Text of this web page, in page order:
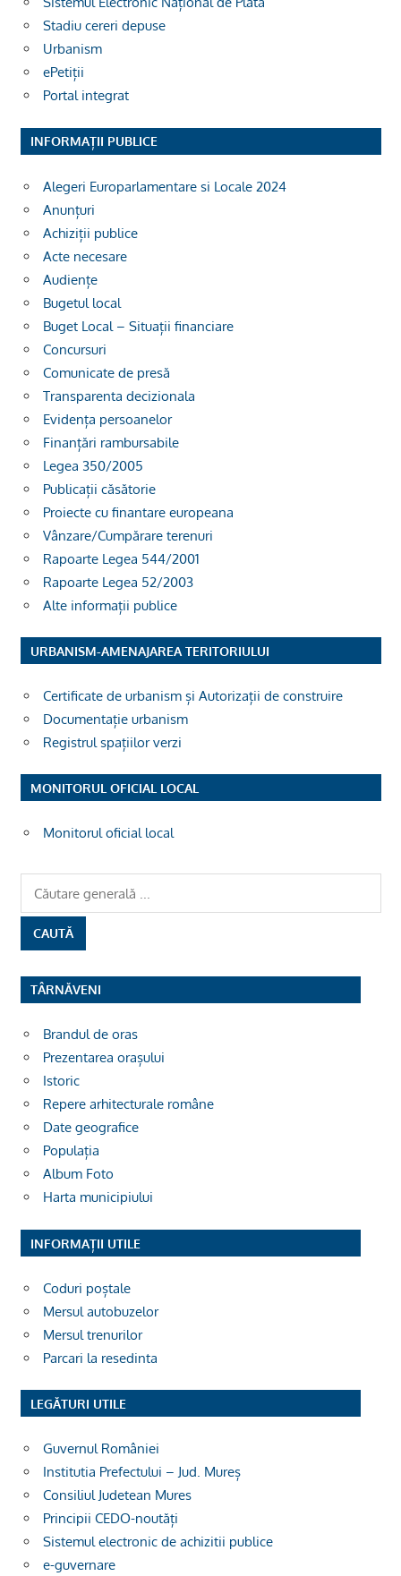
Stadiu cereri depuse
Urbanism
ePetiții
Portal integrat
INFORMAȚII PUBLICE
Alegeri Europarlamentare si Locale 2024
Anunțuri
Achiziții publice
Acte necesare
Audiențe
Bugetul local
Buget Local – Situații financiare
Concursuri
Comunicate de presă
Transparenta decizionala
Evidența persoanelor
Finanțări rambursabile
Legea 350/2005
Publicații căsătorie
Proiecte cu finantare europeana
Vânzare/Cumpărare terenuri
Rapoarte Legea 544/2001
Rapoarte Legea 52/2003
Alte informații publice
URBANISM-AMENAJAREA TERITORIULUI
Certificate de urbanism și Autorizații de construire
Documentație urbanism
Registrul spațiilor verzi
MONITORUL OFICIAL LOCAL
Monitorul oficial local
TÂRNĂVENI
Brandul de oras
Prezentarea orașului
Istoric
Repere arhitecturale române
Date geografice
Populația
Album Foto
Harta municipiului
INFORMAȚII UTILE
Coduri poștale
Mersul autobuzelor
Mersul trenurilor
Parcari la resedinta
LEGĂTURI UTILE
Guvernul României
Institutia Prefectului – Jud. Mureș
Consiliul Judetean Mures
Principii CEDO-noutăți
Sistemul electronic de achizitii publice
e-guvernare